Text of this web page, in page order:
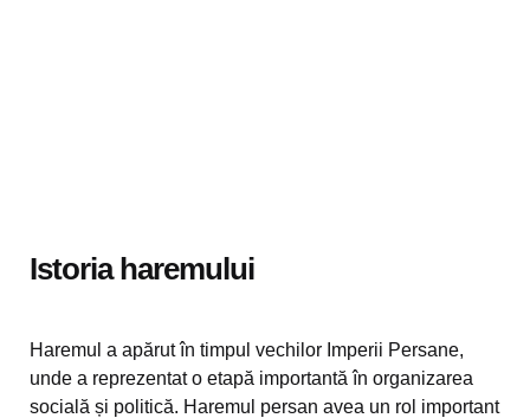
Istoria haremului
Haremul a apărut în timpul vechilor Imperii Persane,
unde a reprezentat o etapă importantă în organizarea
socială și politică. Haremul persan avea un rol important